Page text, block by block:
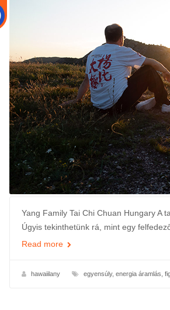
Yang Family Tai Chi Chuan Hungary A
Úgyis tekinthetünk rá, mint egy
Read more
hawaiilany egyensúly, energia áramlás